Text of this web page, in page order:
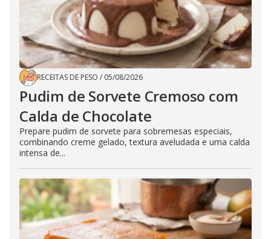
RECEITAS DE PESO / 05/08/2026
Pudim de Sorvete Cremoso com
Calda de Chocolate
Prepare pudim de sorvete para sobremesas especiais,
combinando creme gelado, textura aveludada e uma calda
intensa de...